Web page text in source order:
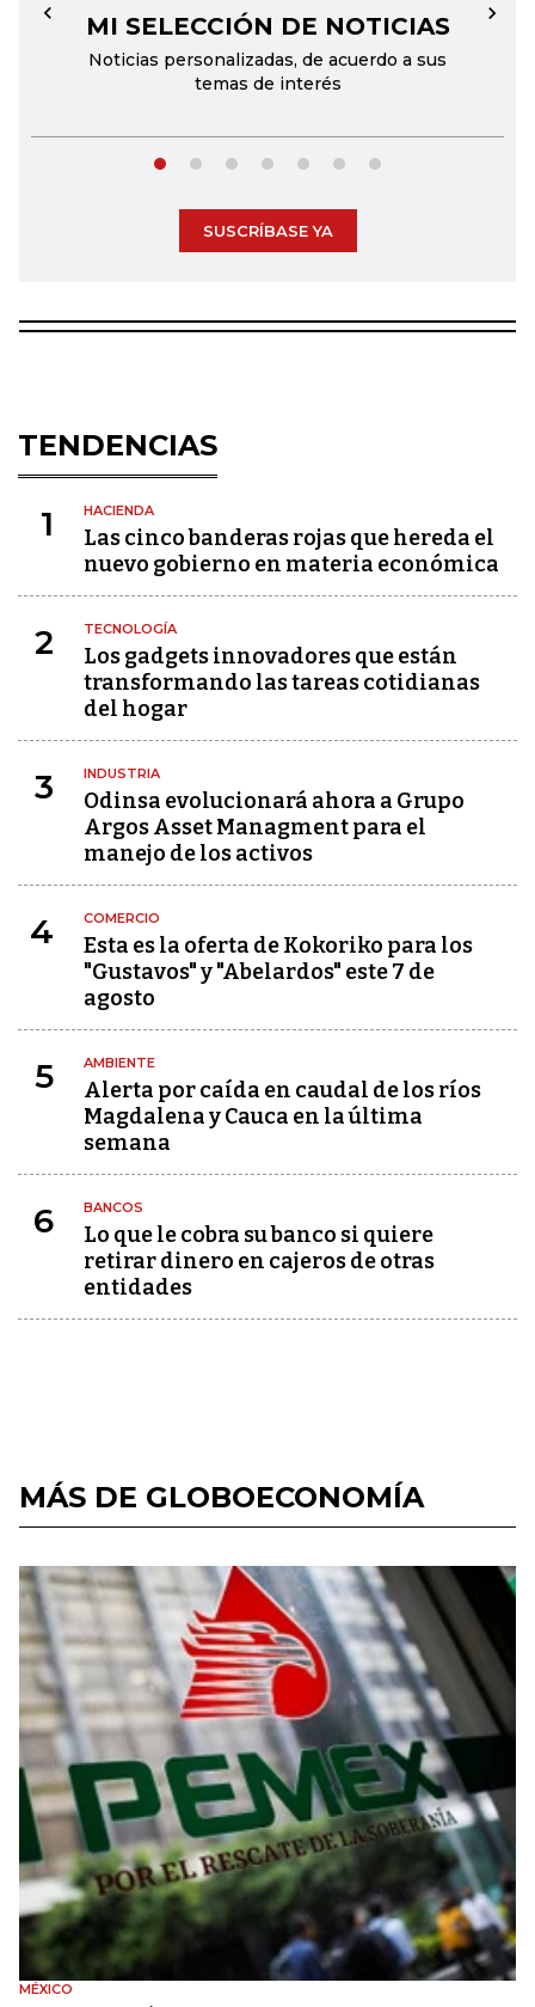
MI SELECCIÓN DE NOTICIAS
Noticias personalizadas, de acuerdo a sus
temas de interés
← →
SUSCRÍBASE YA
TENDENCIAS
1 HACIENDA
Las cinco banderas rojas que hereda el
nuevo gobierno en materia económica
2 TECNOLOGÍA
Los gadgets innovadores que están
transformando las tareas cotidianas
del hogar
3 INDUSTRIA
Odinsa evolucionará ahora a Grupo
Argos Asset Managment para el
manejo de los activos
4 COMERCIO
Esta es la oferta de Kokoriko para los
"Gustavos" y "Abelardos" este 7 de
agosto
5 AMBIENTE
Alerta por caída en caudal de los ríos
Magdalena y Cauca en la última
semana
6 BANCOS
Lo que le cobra su banco si quiere
retirar dinero en cajeros de otras
entidades
MÁS DE GLOBOECONOMÍA
MÉXICO